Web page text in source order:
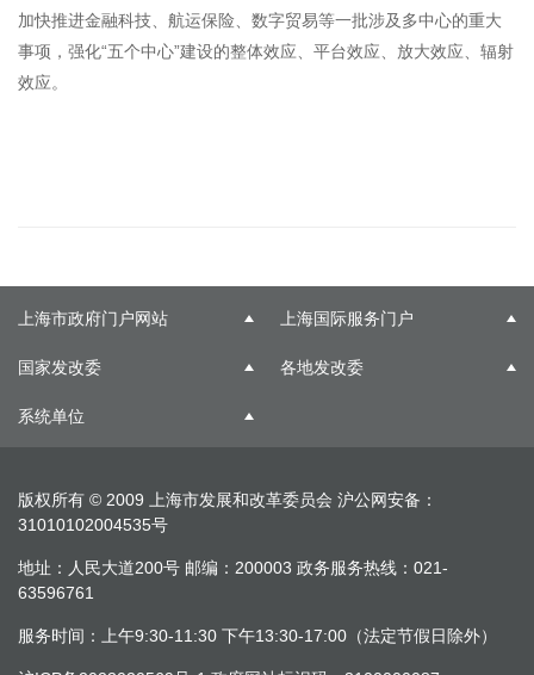
加快推进金融科技、航运保险、数字贸易等一批涉及多中心的重大
事项，强化“五个中心”建设的整体效应、平台效应、放大效应、辐射
效应。
上海市政府门户网站 上海国际服务门户
国家发改委 各地发改委
系统单位
版权所有 © 2009 上海市发展和改革委员会 沪公网安备：
31010102004535号
地址：人民大道200号 邮编：200003 政务服务热线：021-
63596761
服务时间：上午9:30-11:30 下午13:30-17:00（法定节假日除外）